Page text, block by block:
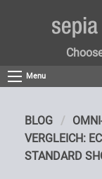
Menu
BLOG
VERGLEICH:
STANDARD